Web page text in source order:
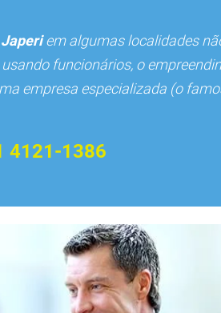
em algumas localidades
funcionários, o
empresa especializada (o
4121-1386